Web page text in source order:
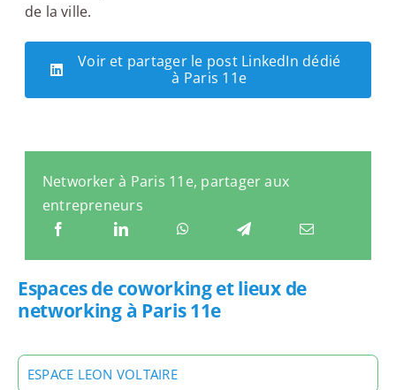
de la ville.
Voir et partager le post LinkedIn dédié
à Paris 11e
Networker à Paris 11e, partager aux
entrepreneurs
Espaces de coworking et lieux de
networking à Paris 11e
ESPACE LEON VOLTAIRE